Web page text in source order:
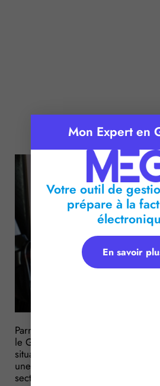
Publié le : 28
Temps de lecture :
Parmi l’ensemble des aides
le Gouvernement pour pallier les
situation au Moyen-Orient sur le
une est proposée au bénéfice
secteur du transport public
Mon Expert en
Votre outil de
prépare à la
En savoir